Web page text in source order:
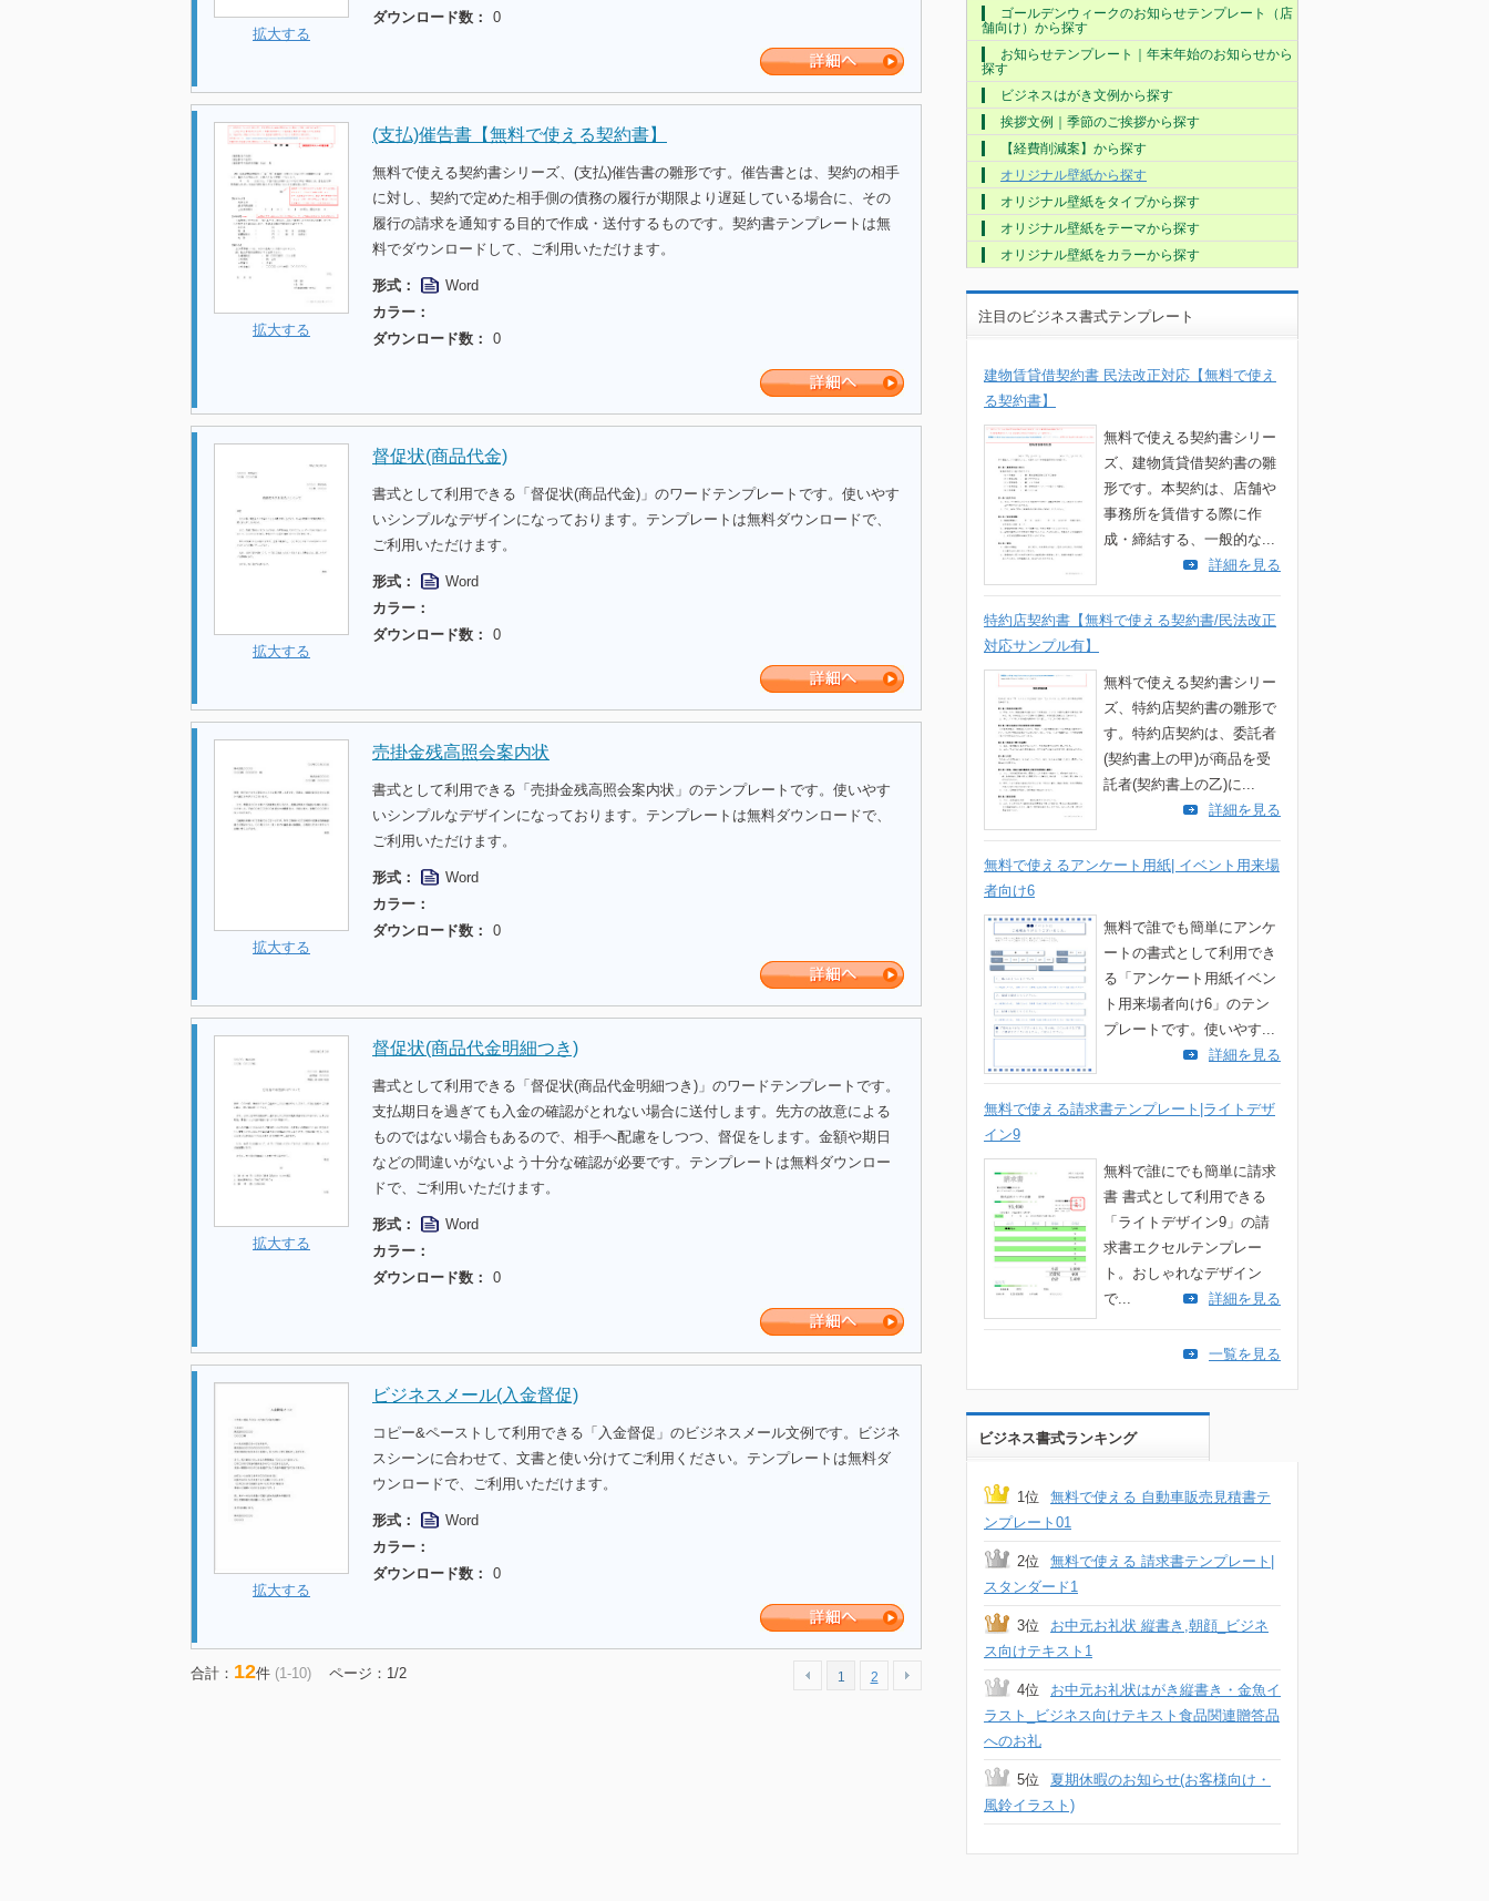
拡大する
ダウンロード数：
0
拡大する
(支払)催告書【無料で使える契約書】
無料で使える契約書シリーズ、(支払)催告書の雛形です。催告書とは、契約の相手
に対し、契約で定めた相手側の債務の履行が期限より遅延している場合に、その
履行の請求を通知する目的で作成・送付するものです。契約書テンプレートは無
料でダウンロードして、ご利用いただけます。
形式：
Word
カラー：
ダウンロード数：
0
拡大する
督促状(商品代金)
書式として利用できる「督促状(商品代金)」のワードテンプレートです。使いやす
いシンプルなデザインになっております。テンプレートは無料ダウンロードで、
ご利用いただけます。
形式：
Word
カラー：
ダウンロード数：
0
拡大する
売掛金残高照会案内状
書式として利用できる「売掛金残高照会案内状」のテンプレートです。使いやす
いシンプルなデザインになっております。テンプレートは無料ダウンロードで、
ご利用いただけます。
形式：
Word
カラー：
ダウンロード数：
0
拡大する
督促状(商品代金明細つき)
書式として利用できる「督促状(商品代金明細つき)」のワードテンプレートです。
支払期日を過ぎても入金の確認がとれない場合に送付します。先方の故意による
ものではない場合もあるので、相手へ配慮をしつつ、督促をします。金額や期日
などの間違いがないよう十分な確認が必要です。テンプレートは無料ダウンロー
ドで、ご利用いただけます。
形式：
Word
カラー：
ダウンロード数：
0
拡大する
ビジネスメール(入金督促)
コピー&ペーストして利用できる「入金督促」のビジネスメール文例です。ビジネ
スシーンに合わせて、文書と使い分けてご利用ください。テンプレートは無料ダ
ウンロードで、ご利用いただけます。
形式：
Word
カラー：
ダウンロード数：
0
合計： 12件 (1-10) ページ：1/2 1 2
ゴールデンウィークのお知らせテンプレート（店
舗向け）から探す
お知らせテンプレート｜年末年始のお知らせから
探す
ビジネスはがき文例から探す
挨拶文例｜季節のご挨拶から探す
【経費削減案】から探す
オリジナル壁紙から探す
オリジナル壁紙をタイプから探す
オリジナル壁紙をテーマから探す
オリジナル壁紙をカラーから探す
注目のビジネス書式テンプレート
建物賃貸借契約書 民法改正対応【無料で使え
る契約書】
無料で使える契約書シリー
ズ、建物賃貸借契約書の雛
形です。本契約は、店舗や
事務所を賃借する際に作
成・締結する、一般的な...
詳細を見る
特約店契約書【無料で使える契約書/民法改正
対応サンプル有】
無料で使える契約書シリー
ズ、特約店契約書の雛形で
す。特約店契約は、委託者
(契約書上の甲)が商品を受
託者(契約書上の乙)に...
詳細を見る
無料で使えるアンケート用紙| イベント用来場
者向け6
無料で誰でも簡単にアンケ
ートの書式として利用でき
る「アンケート用紙イベン
ト用来場者向け6」のテン
プレートです。使いやす...
詳細を見る
無料で使える請求書テンプレート|ライトデザ
イン9
無料で誰にでも簡単に請求
書 書式として利用できる
「ライトデザイン9」の請
求書エクセルテンプレー
ト。おしゃれなデザイン
で...
詳細を見る
一覧を見る
ビジネス書式ランキング
1位
無料で使える 自動車販売見積書テ
ンプレート01
2位
無料で使える 請求書テンプレート|
スタンダード1
3位
お中元お礼状 縦書き,朝顔_ビジネ
ス向けテキスト1
4位
お中元お礼状はがき縦書き・金魚イ
ラスト_ビジネス向けテキスト食品関連贈答品
へのお礼
5位
夏期休暇のお知らせ(お客様向け・
風鈴イラスト)